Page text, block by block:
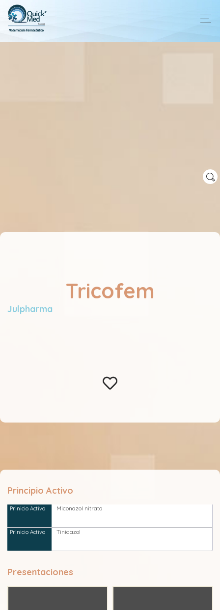
Tricofem
Julpharma
Principio Activo
Miconazol nitrato
Tinidazol
Presentaciones